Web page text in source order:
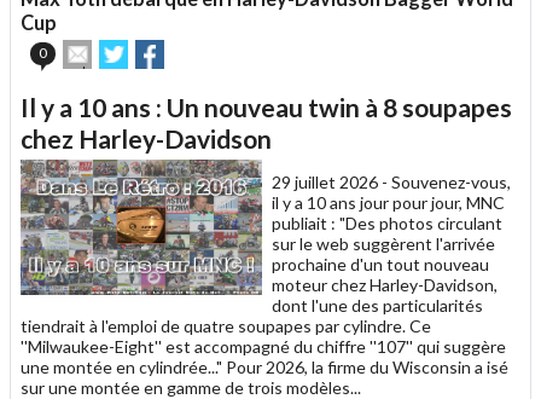
Cup
0
Envoyer
cet
à
un
ami
Partager
sur sur
Il y a 10 ans : Un nouveau twin à 8 soupapes
chez Harley-Davidson
29 juillet 2026 - Souvenez-vous,
il y a 10 ans jour pour jour, MNC
publiait : "Des photos circulant
sur le web suggèrent l'arrivée
prochaine d'un tout nouveau
moteur chez Harley-Davidson,
dont l'une des particularités
tiendrait à l'emploi de quatre soupapes par cylindre. Ce
''Milwaukee-Eight'' est accompagné du chiffre ''107'' qui suggère
une montée en cylindrée..." Pour 2026, la firme du Wisconsin a isé
sur une montée en gamme de trois modèles...